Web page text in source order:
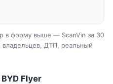
в форму выше — ScanVin за 30
владельцев, ДТП, реальный
Flyer